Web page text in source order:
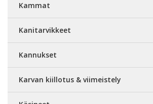
Kammat
Kanitarvikkeet
Kannukset
Karvan kiillotus & viimeistely